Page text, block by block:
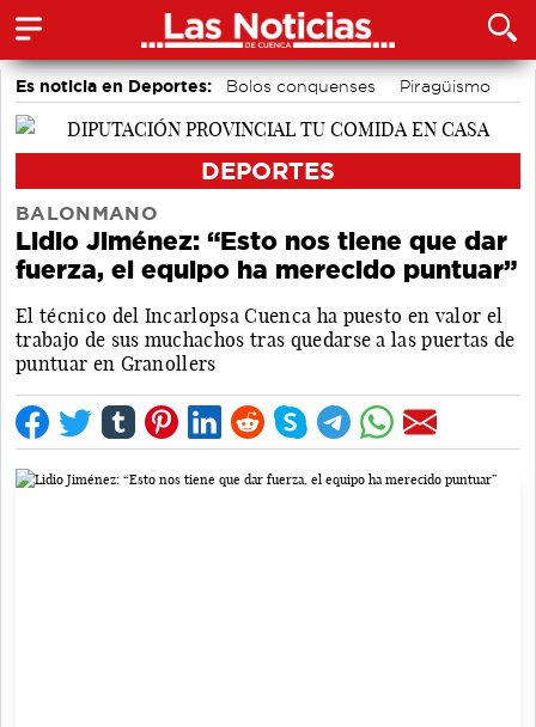
Es noticia en Deportes: Bolos conquenses
Piragüismo
Motor
DEPORTES
BALONMANO
Lidio Jiménez: “Esto nos tiene que dar
fuerza, el equipo ha merecido puntuar”
El técnico del Incarlopsa Cuenca ha puesto en valor el
trabajo de sus muchachos tras quedarse a las puertas de
puntuar en Granollers